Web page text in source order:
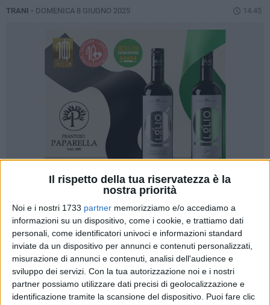
Il rispetto della tua riservatezza è la
nostra priorità
Noi e i nostri 1733 partner memorizziamo e/o accediamo a
informazioni su un dispositivo, come i cookie, e trattiamo dati
personali, come identificatori univoci e informazioni standard
inviate da un dispositivo per annunci e contenuti personalizzati,
misurazione di annunci e contenuti, analisi dell'audience e
sviluppo dei servizi. Con la tua autorizzazione noi e i nostri
partner possiamo utilizzare dati precisi di geolocalizzazione e
identificazione tramite la scansione del dispositivo. Puoi fare clic
TRANI - DOMENICA 8 GIUGNO 2025 14.45
106
A cura di
TONINO LACALAMITA
Alle ore 12 l'affluenza ai cinque referendum abrogativi su
lavoro e cittadinanza in Italia è stata del 7,3%. Il Viminale ha
diffuso i primi dati parziali, evidenziando una partecipazione